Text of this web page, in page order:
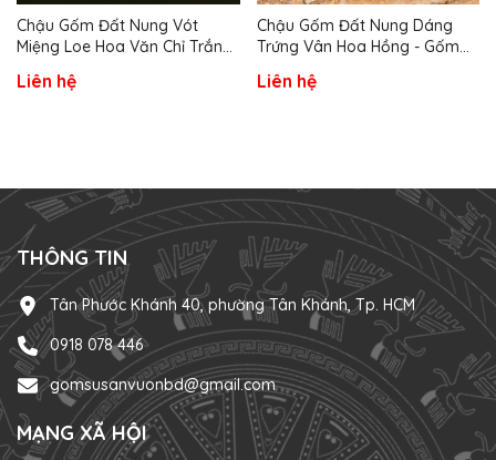
Chậu Gốm Đất Nung Vót
Miệng Loe Hoa Văn Chỉ Trắng
Liên hệ
Chậu Gốm Đất Nung Dáng
Trứng Vân Hoa Hồng - Gốm
Liên hệ
THÔNG TIN
Tân Phước Khánh 40, phường Tân Khánh, Tp. HCM
0918 078 446
gomsusanvuonbd@gmail.com
MẠNG XÃ HỘI